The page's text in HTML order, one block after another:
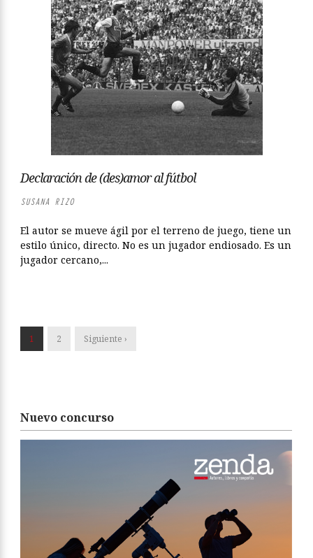
Declaración de (des)amor al fútbol
SUSANA RIZO
El autor se mueve ágil por el terreno de juego, tiene un
estilo único, directo. No es un jugador endiosado. Es un
jugador cercano,...
1 2 Siguiente ›
Nuevo concurso